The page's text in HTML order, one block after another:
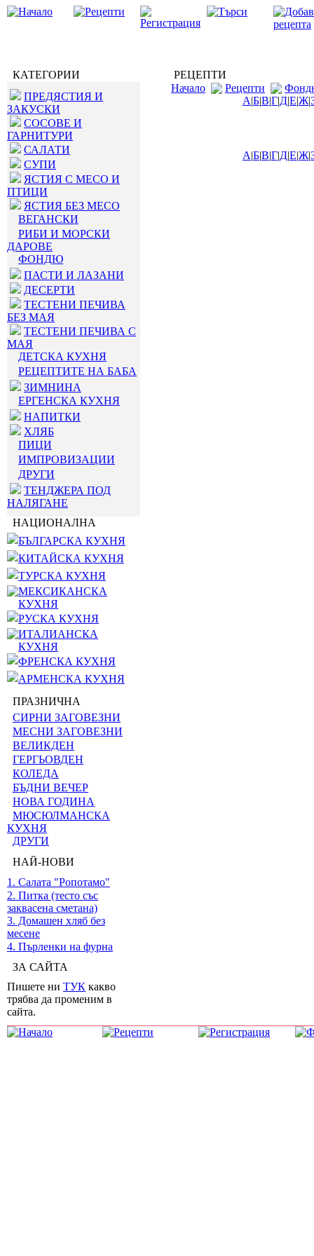
КАТЕГОРИИ
ПРЕДЯСТИЯ И
ЗАКУСКИ
СОСОВЕ И
ГАРНИТУРИ
САЛАТИ
СУПИ
ЯСТИЯ С МЕСО И
ПТИЦИ
ЯСТИЯ БЕЗ МЕСО
ВЕГАНСКИ
РИБИ И МОРСКИ
ДАРОВЕ
ФОНДЮ
ПАСТИ И ЛАЗАНИ
ДЕСЕРТИ
ТЕСТЕНИ ПЕЧИВА
БЕЗ МАЯ
ТЕСТЕНИ ПЕЧИВА С
МАЯ
ДЕТСКА КУХНЯ
РЕЦЕПТИТЕ НА БАБА
ЗИМНИНА
ЕРГЕНСКА КУХНЯ
НАПИТКИ
ХЛЯБ
ПИЦИ
ИМПРОВИЗАЦИИ
ДРУГИ
ТЕНДЖЕРА ПОД
НАЛЯГАНЕ
НАЦИОНАЛНА
БЪЛГАРСКА КУХНЯ
КИТАЙСКА КУХНЯ
ТУРСКА КУХНЯ
МЕКСИКАНСКА
КУХНЯ
РУСКА КУХНЯ
ИТАЛИАНСКА
КУХНЯ
ФРЕНСКА КУХНЯ
АРМЕНСКА КУХНЯ
ПРАЗНИЧНА
СИРНИ ЗАГОВЕЗНИ
МЕСНИ ЗАГОВЕЗНИ
ВЕЛИКДЕН
ГЕРГЬОВДЕН
КОЛЕДА
БЪДНИ ВЕЧЕР
НОВА ГОДИНА
МЮСЮЛМАНСКА
КУХНЯ
ДРУГИ
НАЙ-НОВИ
1. Салата "Ропотамо"
2. Питка (тесто със
заквасена сметана)
3. Домашен хляб без
месене
4. Пърленки на фурна
ЗА САЙТА
Пишете ни ТУК какво
трябва да променим в
сайта.
РЕЦЕПТИ
Начало
Рецепти
А|Б|В|Г|Д|Е|Ж|
А|Б|В|Г|Д|Е|Ж|